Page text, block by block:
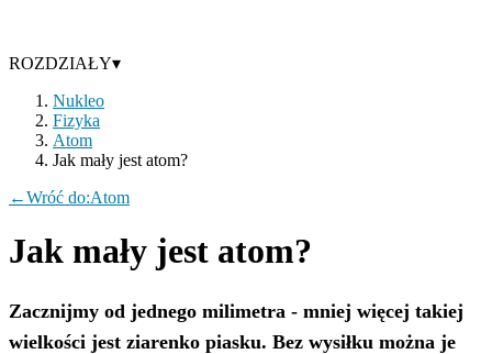
ROZDZIAŁY▾
Nukleo
Fizyka
Atom
Jak mały jest atom?
←Wróć do:Atom
Jak mały jest atom?
Zacznijmy od jednego milimetra - mniej więcej takiej
wielkości jest ziarenko piasku. Bez wysiłku można je